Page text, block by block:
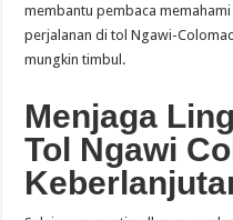
membantu pembaca
perjalanan di tol Ngawi-
mungkin timbul.
Menjaga
Tol Ngawi